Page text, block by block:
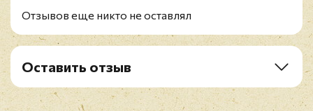
3. Not For You
5. Nothingman
6. Whipping
Division Two
7. Pry, To
Отзывов еще никто не оставлял
Оставить отзыв